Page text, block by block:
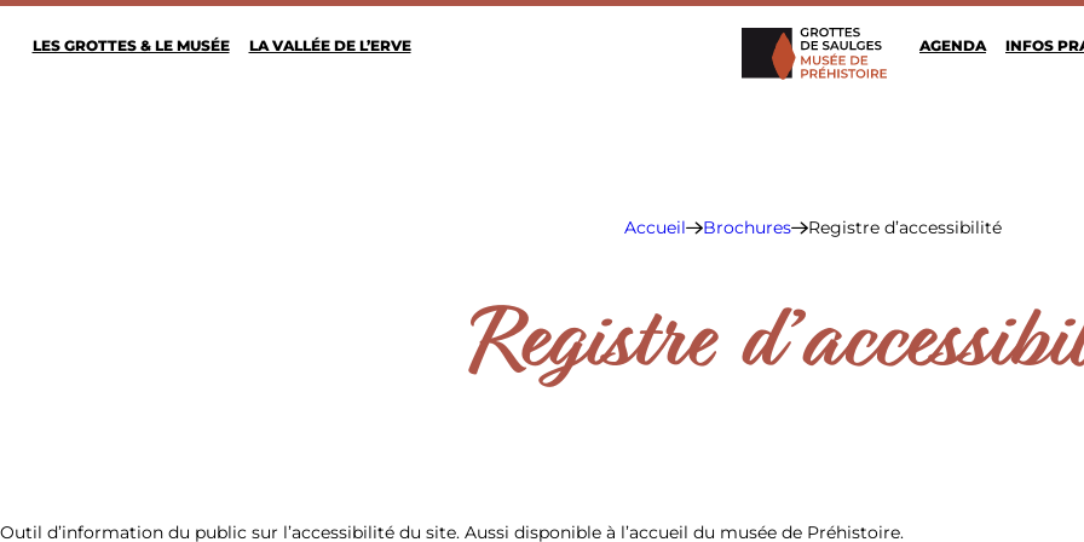
LES GROTTES & LE MUSÉE LA VALLÉE DE L’ERVE
ESCALADE SPÉLÉOLOGIE
AGENDA INFOS
Accueil Brochures Registre d’accessibilité
Registre
Outil d’information du public sur l’accessibilité du site. Aussi disponible à l’accueil du musée de Préhistoire.